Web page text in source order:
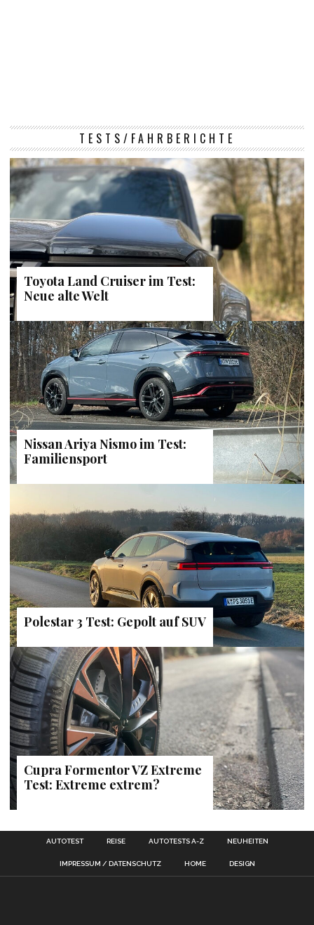
TESTS/FAHRBERICHTE
Toyota Land Cruiser im Test:
Neue alte Welt
Nissan Ariya Nismo im Test:
Familiensport
Polestar 3 Test: Gepolt auf SUV
Cupra Formentor VZ Extreme
Test: Extreme extrem?
AUTOTEST REISE AUTOTESTS A-Z NEUHEITEN
IMPRESSUM / DATENSCHUTZ HOME DESIGN